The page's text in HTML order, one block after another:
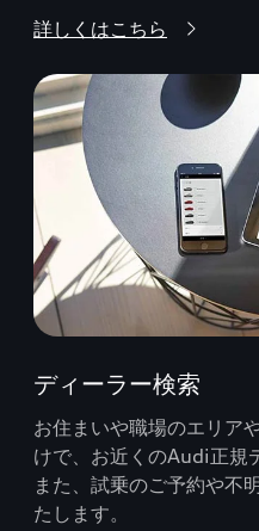
詳しくはこちら
ディーラー検索
お住まいや職場のエリア
けで、お近くのAudi正規
また、試乗のご予約や不
たします。